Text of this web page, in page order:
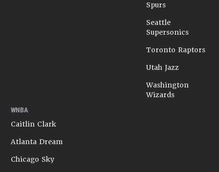
Spurs
Seattle
Supersonics
Toronto Raptors
Utah Jazz
Washington
Wizards
WNBA
Caitlin Clark
Atlanta Dream
Chicago Sky